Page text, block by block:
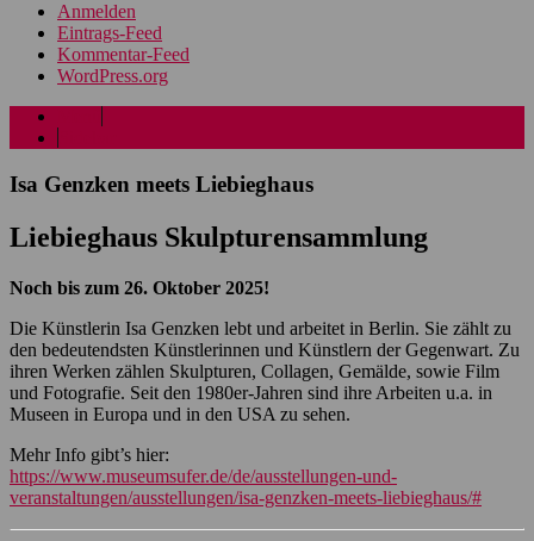
Anmelden
Eintrags-Feed
Kommentar-Feed
WordPress.org
Isa Genzken meets Liebieghaus
Liebieghaus Skulpturensammlung
Noch bis zum 26. Oktober 2025!
Die Künstlerin Isa Genzken lebt und arbeitet in Berlin. Sie zählt zu
den bedeutendsten Künstlerinnen und Künstlern der Gegenwart. Zu
ihren Werken zählen Skulpturen, Collagen, Gemälde, sowie Film
und Fotografie. Seit den 1980er-Jahren sind ihre Arbeiten u.a. in
Museen in Europa und in den USA zu sehen.
Mehr Info gibt’s hier:
https://www.museumsufer.de/de/ausstellungen-und-
veranstaltungen/ausstellungen/isa-genzken-meets-liebieghaus/#